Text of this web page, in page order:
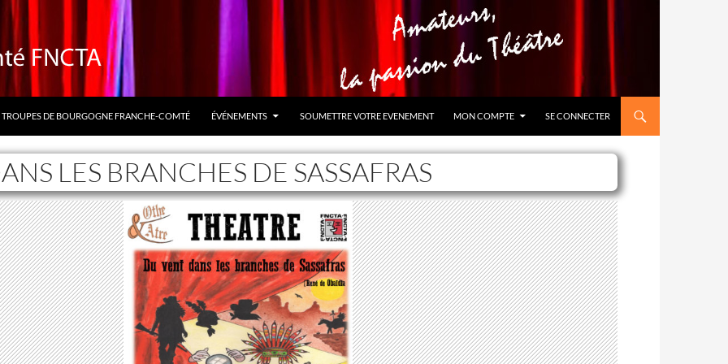
TROUPES DE BOURGOGNE FRANCHE-COMTÉ ÉVÉNEMENTS SOUMETTRE VOTRE EVENEMENT MON COMPTE SE CONNECTER
LES BRANCHES DE SASSAFRAS